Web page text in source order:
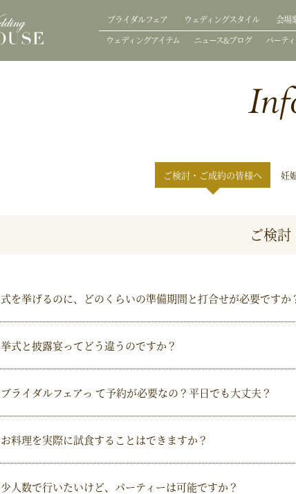
ブライダルフェア ウェディングスタイル 会場
ウェディングアイテム
ニュース&ブログ パーテ
ご検討・ご成約の皆様へ 妊
ご検
式を挙げるのに、どのくらいの準備期間と打合せが必要ですか
挙式と披露宴ってどう違うのですか？
ブライダルフェアっ て予約が必要なの？平日でも大丈夫？
お料理を実際に試食することはできますか？
少人数で行いたいけど、パーティーは可能ですか？